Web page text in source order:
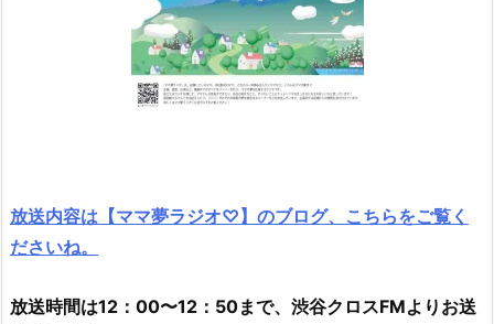
放送内容は【ママ夢ラジオ♡】のブログ、こちらをご覧く
ださいね。
放送時間は12：00〜12：50まで、渋谷クロスFMよりお送